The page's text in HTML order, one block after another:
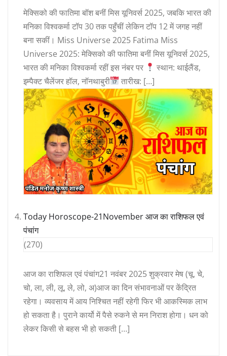
मेक्सिको की फातिमा बॉश बनीं मिस यूनिवर्स 2025, जबकि भारत की
मनिका विश्वकर्मा टॉप 30 तक पहुँचीं लेकिन टॉप 12 में जगह नहीं
बना सकीं। Miss Universe 2025 Fatima Miss
Universe 2025: मेक्सिको की फातिमा बनीं मिस यूनिवर्स 2025,
भारत की मनिका विश्वकर्मा रहीं इस नंबर पर
स्थान: थाईलैंड,
इम्पैक्ट चैलेंजर हॉल, नॉनथाबुरी
तारीख: […]
Today Horoscope-21November आज का राशिफल एवं
पंचांग
(270)
आज का राशिफल एवं पंचांग21 नवंबर 2025 शुक्रवार मेष (चू, चे,
चो, ला, ली, लू, ले, लो, अ)आज का दिन संभावनाओं पर केंद्रित
रहेगा। व्यवसाय में आय निश्चित नहीं रहेगी फिर भी आकस्मिक लाभ
हो सकता है। पुराने कार्यो में पैसे रुकने से मन निराश होगा। धन को
लेकर किसी से बहस भी हो सकती […]